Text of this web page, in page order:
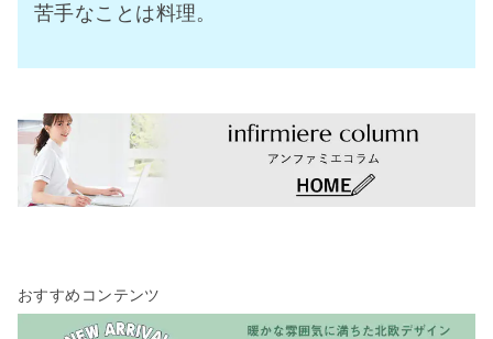
苦手なことは料理。
おすすめコンテンツ